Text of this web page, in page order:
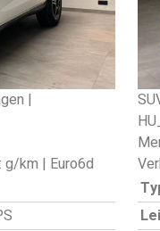
|
g/km | Euro6d